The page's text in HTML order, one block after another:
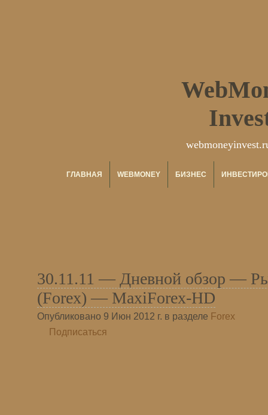
ГЛАВНАЯ WEBMONEY БИЗНЕС
30.11.11 — Дневной обзор —
(Forex) — MaxiForex-HD
Опубликовано 9 Июн 2012 г. в разделе Forex
Подписаться